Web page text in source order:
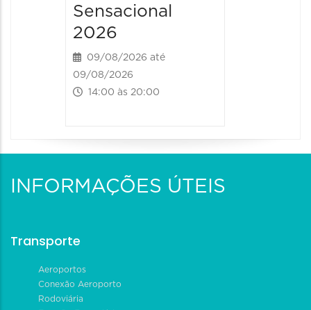
Sensacional
2026
09/08/2026 até
09/08/2026
14:00 às 20:00
INFORMAÇÕES ÚTEIS
Transporte
Aeroportos
Conexão Aeroporto
Rodoviária